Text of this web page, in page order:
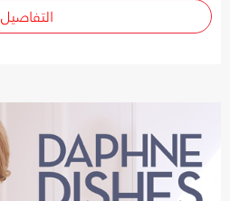
التفاصيل